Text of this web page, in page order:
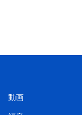
動画